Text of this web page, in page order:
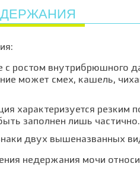
с ростом внутрибрюшного
может смех, кашель,
характеризуется
заполнен лишь частично.
двух вышеназванных
недержания мочи